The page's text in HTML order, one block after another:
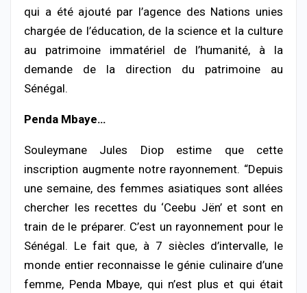
qui a été ajouté par l’agence des Nations unies
chargée de l’éducation, de la science et la culture
au patrimoine immatériel de l’humanité, à la
demande de la direction du patrimoine au
Sénégal.
Penda Mbaye…
Souleymane Jules Diop estime que cette
inscription augmente notre rayonnement. “Depuis
une semaine, des femmes asiatiques sont allées
chercher les recettes du ‘Ceebu Jën’ et sont en
train de le préparer. C’est un rayonnement pour le
Sénégal. Le fait que, à 7 siècles d’intervalle, le
monde entier reconnaisse le génie culinaire d’une
femme, Penda Mbaye, qui n’est plus et qui était